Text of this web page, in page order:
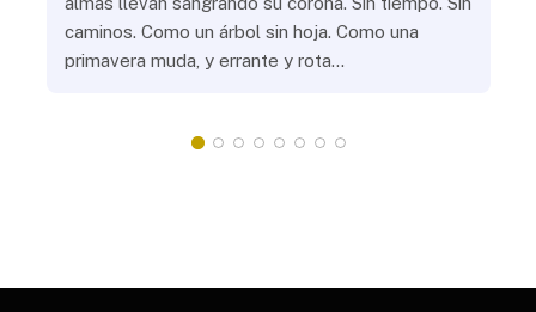
caminos. Como un árbol sin hoja. Como una
primavera muda, y errante y rota…